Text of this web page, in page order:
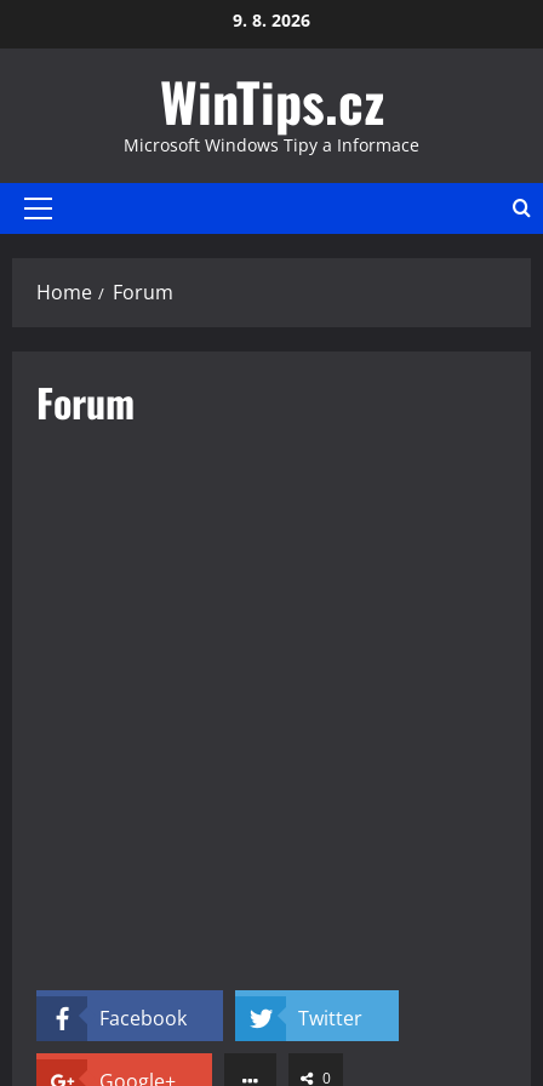
to
9. 8. 2026
WinTips.cz
Microsoft Windows Tipy a Informace
Primary
Home Forum
Forum
Facebook Twitter
0